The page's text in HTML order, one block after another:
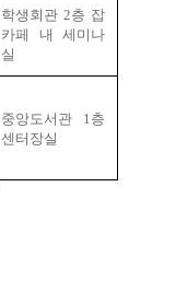
학생회관 2층 잡
카페 내 세미나
실
중앙도서관 1층
센터장실